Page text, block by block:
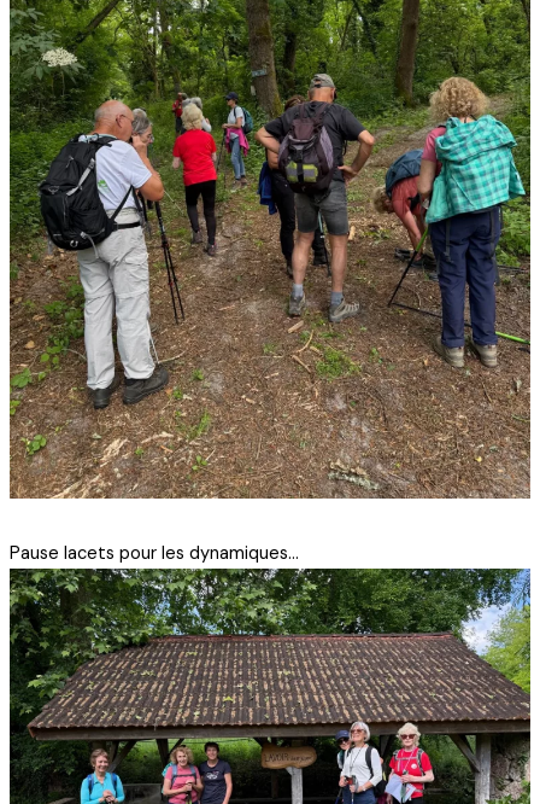
Pause lacets pour les dynamiques…